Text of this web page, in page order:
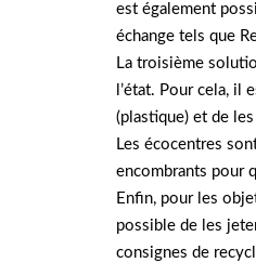
est également
échange tels que
La troisième
l’état. Pour cela,
(plastique) et de
Les écocentres
encombrants pour
Enfin, pour les
possible de les
consignes de